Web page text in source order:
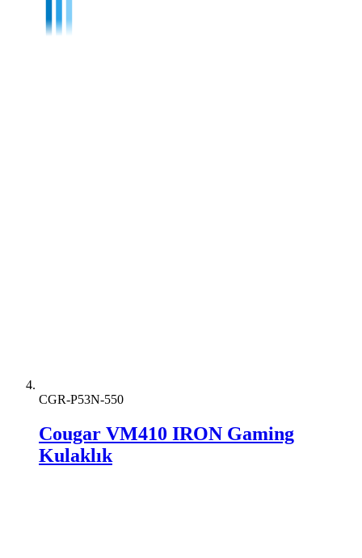
CGR-P53N-550
Cougar VM410 IRON Gaming
Kulaklık